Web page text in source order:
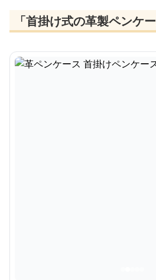
「首掛け式の革製ペンケー